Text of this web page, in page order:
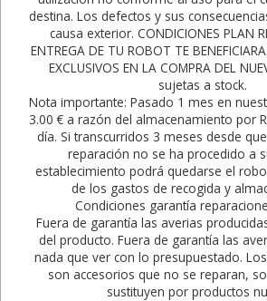
destina. Los defectos y sus
causa exterior. CONDICIONES PLAN
ENTREGA DE TU ROBOT TE
EXCLUSIVOS EN LA COMPRA DEL
sujetas a stock.
Nota importante: Pasado 1 mes en
3.00 € a razón del almacenamiento por
día. Si transcurridos 3 meses desde
reparación no se ha procedido a
establecimiento podrá quedarse el
de los gastos de recogida y
Condiciones garantía
Fuera de garantía las averias
del producto. Fuera de garantía las
nada que ver con lo presupuestado.
son accesorios que no se reparan,
sustituyen por productos